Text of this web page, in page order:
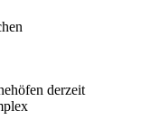
derzeit